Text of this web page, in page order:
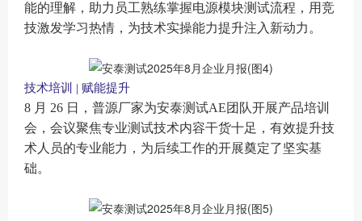
能的理解，助力员工熟练掌握电源模块测试流程，用竞
技激发学习热情，为技术实操能力提升注入新动力。
技术培训 | 赋能提升
8 月 26 日，普源厂家为安泰测试AE团队开展产品培训
会， 会议聚焦专业测试技术内容干货十足，有效提升技
术人员的专业能力 ， 为后续工作的开展奠定了坚实基
础。